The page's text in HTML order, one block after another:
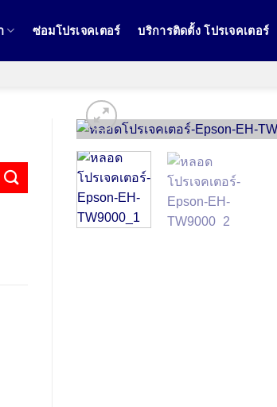
ซ่อมโปรเจคเตอร์ บริการติดตั้ง โปรเจคเตอร์